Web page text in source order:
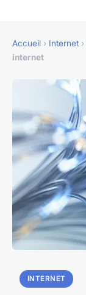
Accueil › Internet ›
internet
INTERNET